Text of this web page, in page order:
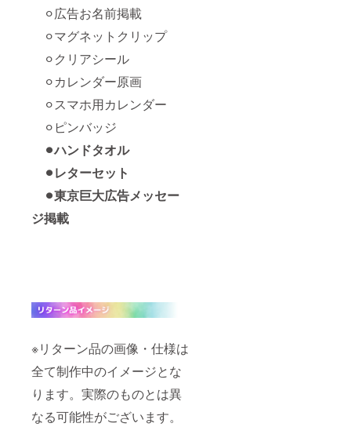
⚪︎広告お名前掲載
⚪︎マグネットクリップ
⚪︎クリアシール
⚪︎カレンダー原画
⚪︎スマホ用カレンダー
⚪︎ピンバッジ
⚫︎ハンドタオル
⚫︎レターセット
⚫︎東京巨大広告メッセー
ジ掲載
※リターン品の画像・仕様は
全て制作中のイメージとな
ります。実際のものとは異
なる可能性がございます。